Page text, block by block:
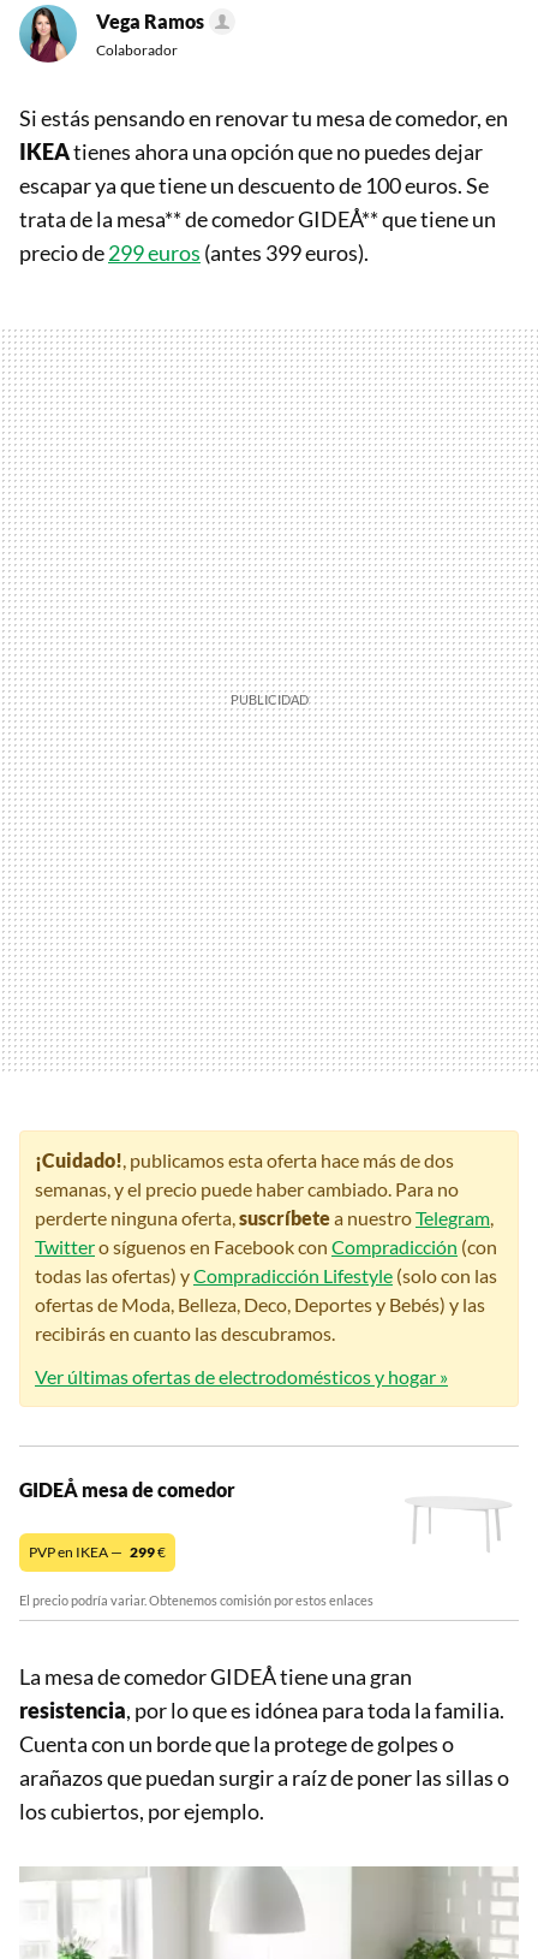
Vega Ramos
Colaborador
Si estás pensando en renovar tu mesa de comedor, en
IKEAtienes ahora una opción que no puedes dejar
escapar ya que tiene un descuento de 100 euros. Se
trata de la mesa** de comedor GIDEÅ** que tiene un
precio de299 euros (antes 399 euros).
¡Cuidado!, publicamos esta oferta hace más de dos
semanas, y el precio puede haber cambiado. Para no
perderte ninguna oferta,suscríbetea nuestroTelegram,
Twittero síguenos en Facebook con Compradicción (con
todas las ofertas) yCompradicción Lifestyle (solo con las
ofertas de Moda, Belleza, Deco, Deportes y Bebés) y las
recibirás en cuanto las descubramos.
Ver últimas ofertas de electrodomésticos y hogar »
GIDEÅ mesa de comedor
PVP en IKEA — 299€
El precio podría variar. Obtenemos comisión por estos enlaces
La mesa de comedor GIDEÅ tiene una gran
resistencia, por lo que es idónea para toda la familia.
Cuenta con un borde que la protege de golpes o
arañazos que puedan surgir a raíz de poner las sillas o
los cubiertos, por ejemplo.